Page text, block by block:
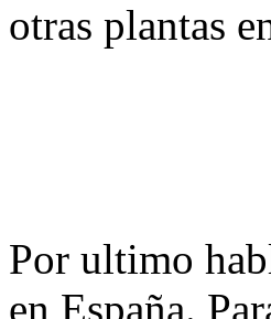
otras plantas
Por ultimo
en España.